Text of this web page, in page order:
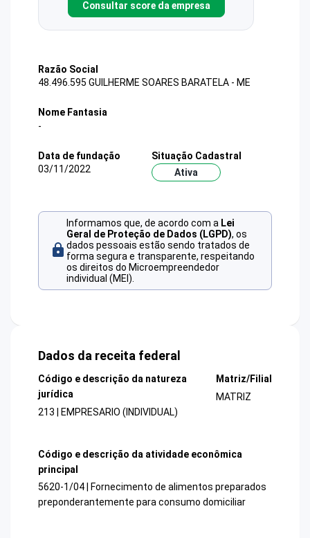
Consultar score da empresa
Razão Social
48.496.595 GUILHERME SOARES BARATELA - ME
Nome Fantasia
-
Data de fundação
03/11/2022
Situação Cadastral
Ativa
Informamos que, de acordo com a Lei
Geral de Proteção de Dados (LGPD), os
dados pessoais estão sendo tratados de
forma segura e transparente, respeitando
os direitos do Microempreendedor
individual (MEI).
Dados da receita federal
Código e descrição da natureza
jurídica
213 | EMPRESARIO (INDIVIDUAL)
Matriz/Filial
MATRIZ
Código e descrição da atividade econômica
principal
5620-1/04 | Fornecimento de alimentos preparados
preponderantemente para consumo domiciliar